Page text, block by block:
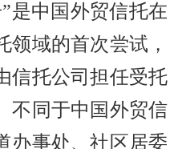
是中国外贸信托在
领域的首次尝试，
信托公司担任受托
不同于中国外贸信
办事处、社区居委